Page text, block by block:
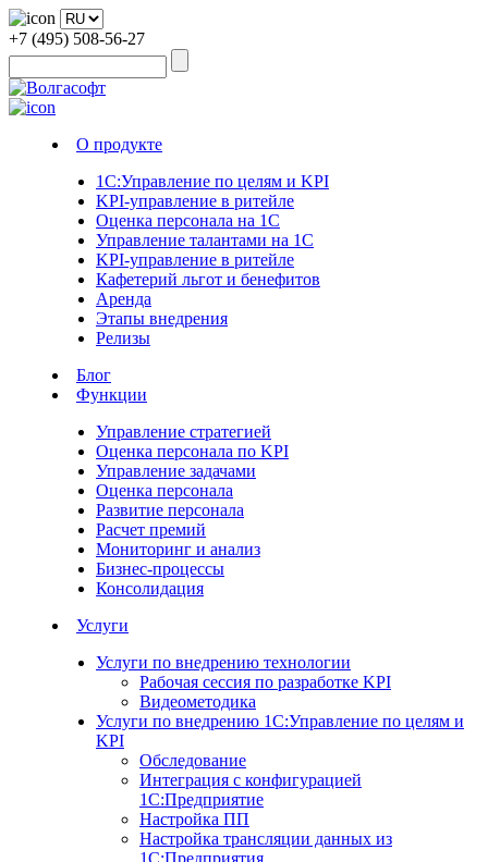
+7 (495) 508-56-27
О продукте
1С:Управление по целям и KPI
KPI-управление в ритейле
Оценка персонала на 1С
Управление талантами на 1С
KPI-управление в ритейле
Кафетерий льгот и бенефитов
Аренда
Этапы внедрения
Релизы
Блог
Функции
Управление стратегией
Оценка персонала по KPI
Управление задачами
Оценка персонала
Развитие персонала
Расчет премий
Мониторинг и анализ
Бизнес-процессы
Консолидация
Услуги
Услуги по внедрению технологии
Рабочая сессия по разработке KPI
Видеометодика
Услуги по внедрению 1С:Управление по целям и
KPI
Обследование
Интеграция с конфигурацией
1С:Предприятие
Настройка ПП
Настройка трансляции данных из
1С:Предприятия